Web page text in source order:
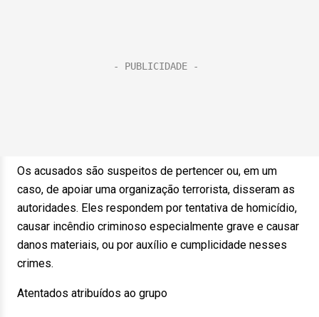
Os acusados são suspeitos de pertencer ou, em um
caso, de apoiar uma organização terrorista, disseram as
autoridades. Eles respondem por tentativa de homicídio,
causar incêndio criminoso especialmente grave e causar
danos materiais, ou por auxílio e cumplicidade nesses
crimes.
Atentados atribuídos ao grupo